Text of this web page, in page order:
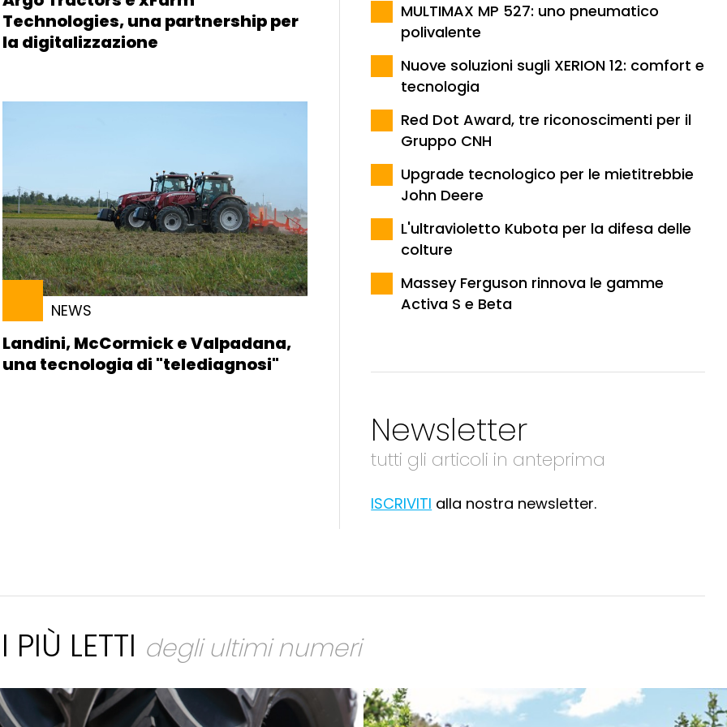
Technologies, una partnership per
la digitalizzazione
NEWS
Landini, McCormick e Valpadana,
una tecnologia di "telediagnosi"
MULTIMAX MP 527: uno pneumatico
polivalente
Nuove soluzioni sugli XERION 12: comfort e
tecnologia
Red Dot Award, tre riconoscimenti per il
Gruppo CNH
Upgrade tecnologico per le mietitrebbie
John Deere
L'ultravioletto Kubota per la difesa delle
colture
Massey Ferguson rinnova le gamme
Activa S e Beta
Newsletter
tutti gli articoli in anteprima
ISCRIVITI alla nostra newsletter.
I PIÙ LETTI degli ultimi numeri